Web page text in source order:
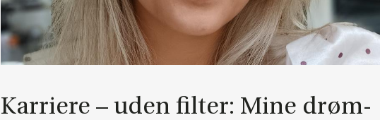
Kar­ri­e­re – uden fil­ter: Mine drøm­